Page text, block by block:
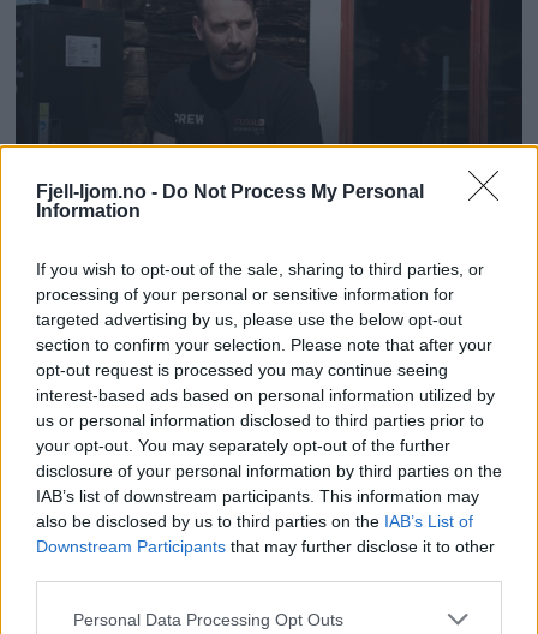
Fjell-ljom.no - Do Not Process My Personal
Information
If you wish to opt-out of the sale, sharing to third parties, or
processing of your personal or sensitive information for
targeted advertising by us, please use the below opt-out
section to confirm your selection. Please note that after your
opt-out request is processed you may continue seeing
interest-based ads based on personal information utilized by
us or personal information disclosed to third parties prior to
your opt-out. You may separately opt-out of the further
disclosure of your personal information by third parties on the
IAB’s list of downstream participants. This information may
also be disclosed by us to third parties on the IAB’s List of
Downstream Participants that may further disclose it to other
Personal Data Processing Opt Outs